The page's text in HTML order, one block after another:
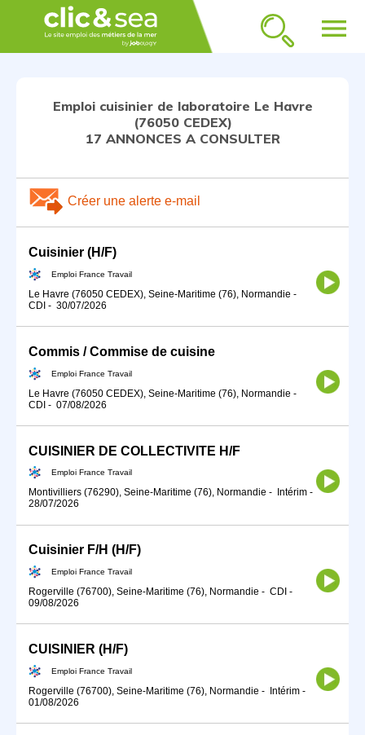
menu
Emploi cuisinier de laboratoire Le Havre
(76050 CEDEX)
17 ANNONCES A CONSULTER
Créer une alerte e-mail
Cuisinier (H/F)
Emploi France Travail
Le Havre (76050 CEDEX), Seine-Maritime (76), Normandie -
CDI - 30/07/2026
Commis / Commise de cuisine
Emploi France Travail
Le Havre (76050 CEDEX), Seine-Maritime (76), Normandie -
CDI - 07/08/2026
CUISINIER DE COLLECTIVITE H/F
Emploi France Travail
Montivilliers (76290), Seine-Maritime (76), Normandie - Intérim -
28/07/2026
Cuisinier F/H (H/F)
Emploi France Travail
Rogerville (76700), Seine-Maritime (76), Normandie - CDI -
09/08/2026
CUISINIER (H/F)
Emploi France Travail
Rogerville (76700), Seine-Maritime (76), Normandie - Intérim -
01/08/2026